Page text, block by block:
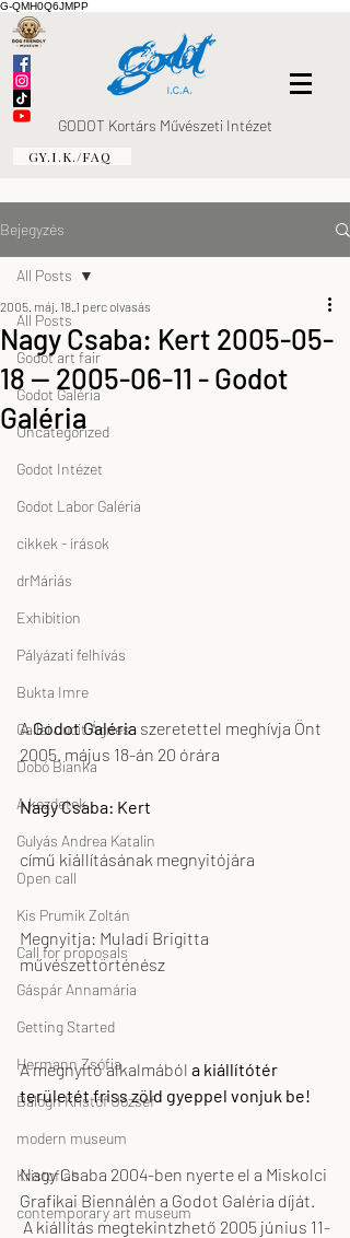
G-QMH0Q6JMPP
GODOT Kortárs Művészeti Intézet
GY.I.K./FAQ
Bejegyzés
All Posts
Godot art fair
Godot Galéria
Uncategorized
Godot Intézet
Godot Labor Galéria
cikkek - írások
drMáriás
Exhibition
Pályázati felhívás
Bukta Imre
Gallai Judit Ágnes
Dobó Bianka
A kezdetek
Gulyás Andrea Katalin
Open call
Kis Prumik Zoltán
Call for proposals
Gáspár Annamária
Getting Started
Hermann Zsófia
Balogh Kristóf József
modern museum
Kristoflab
contemporary art museum
All Posts
Nagy Csaba: Kert 2005-05-
18 — 2005-06-11 - Godot
Galéria
2005. máj. 18. 1 perc olvasás
A Godot Galéria szeretettel meghívja Önt
2005. május 18-án 20 órára
Nagy Csaba: Kert
című kiállításának megnyitójára
Megnyitja: Muladi Brigitta
művészettörténész
A megnyitó alkalmából a kiállítótér
területét friss zöld gyeppel vonjuk be!
Nagy Csaba 2004-ben nyerte el a Miskolci
Grafikai Biennálén a Godot Galéria díját.